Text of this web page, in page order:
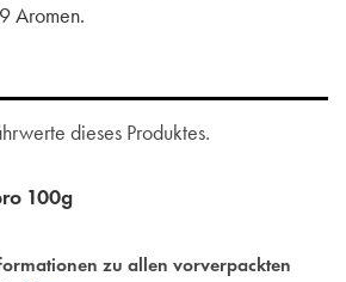
Aromen.
dieses Produktes.
100g
zu allen vorverpackten